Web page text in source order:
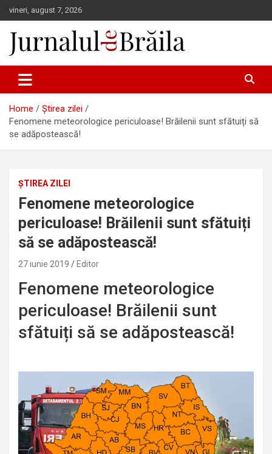
Skip
to
content
vineri, august 7, 2026
Jurnalul de Brăila
Home
Știrea zilei
Fenomene meteorologice periculoase! Brăilenii sunt sfătuiți să
se adăpostească!
ȘTIREA ZILEI
Fenomene meteorologice
periculoase! Brăilenii sunt sfătuiți
să se adăpostească!
27 iunie 2019 Editor
Fenomene meteorologice
periculoase! Brăilenii sunt
sfătuiți să se adăpostească!